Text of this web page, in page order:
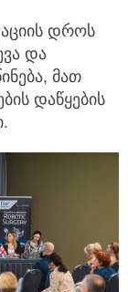
დროს
და
მათ
დაწყების